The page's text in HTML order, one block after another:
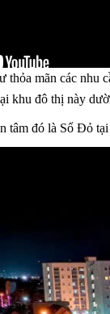
thỏa mãn các nhu
khu đô thị này
đó là Sổ Đỏ